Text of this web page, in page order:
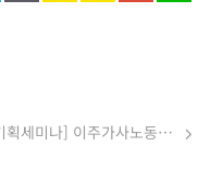
[기획세미나] 이주가사노동자의 자유롭지 않은 노동 (사전등록 ~9/13)